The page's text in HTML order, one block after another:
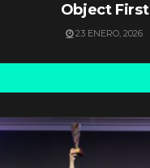
Object First
23 ENERO, 2026